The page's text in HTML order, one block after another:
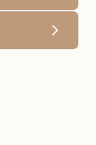
分的民眾就要